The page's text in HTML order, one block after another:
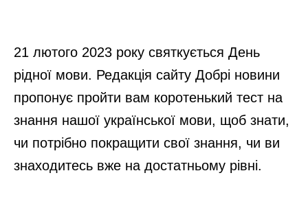
21 лютого 2023 року святкується День
рідної мови. Редакція сайту Добрі новини
пропонує пройти вам коротенький тест на
знання нашої української мови, щоб знати,
чи потрібно покращити свої знання, чи ви
знаходитесь вже на достатньому рівні.